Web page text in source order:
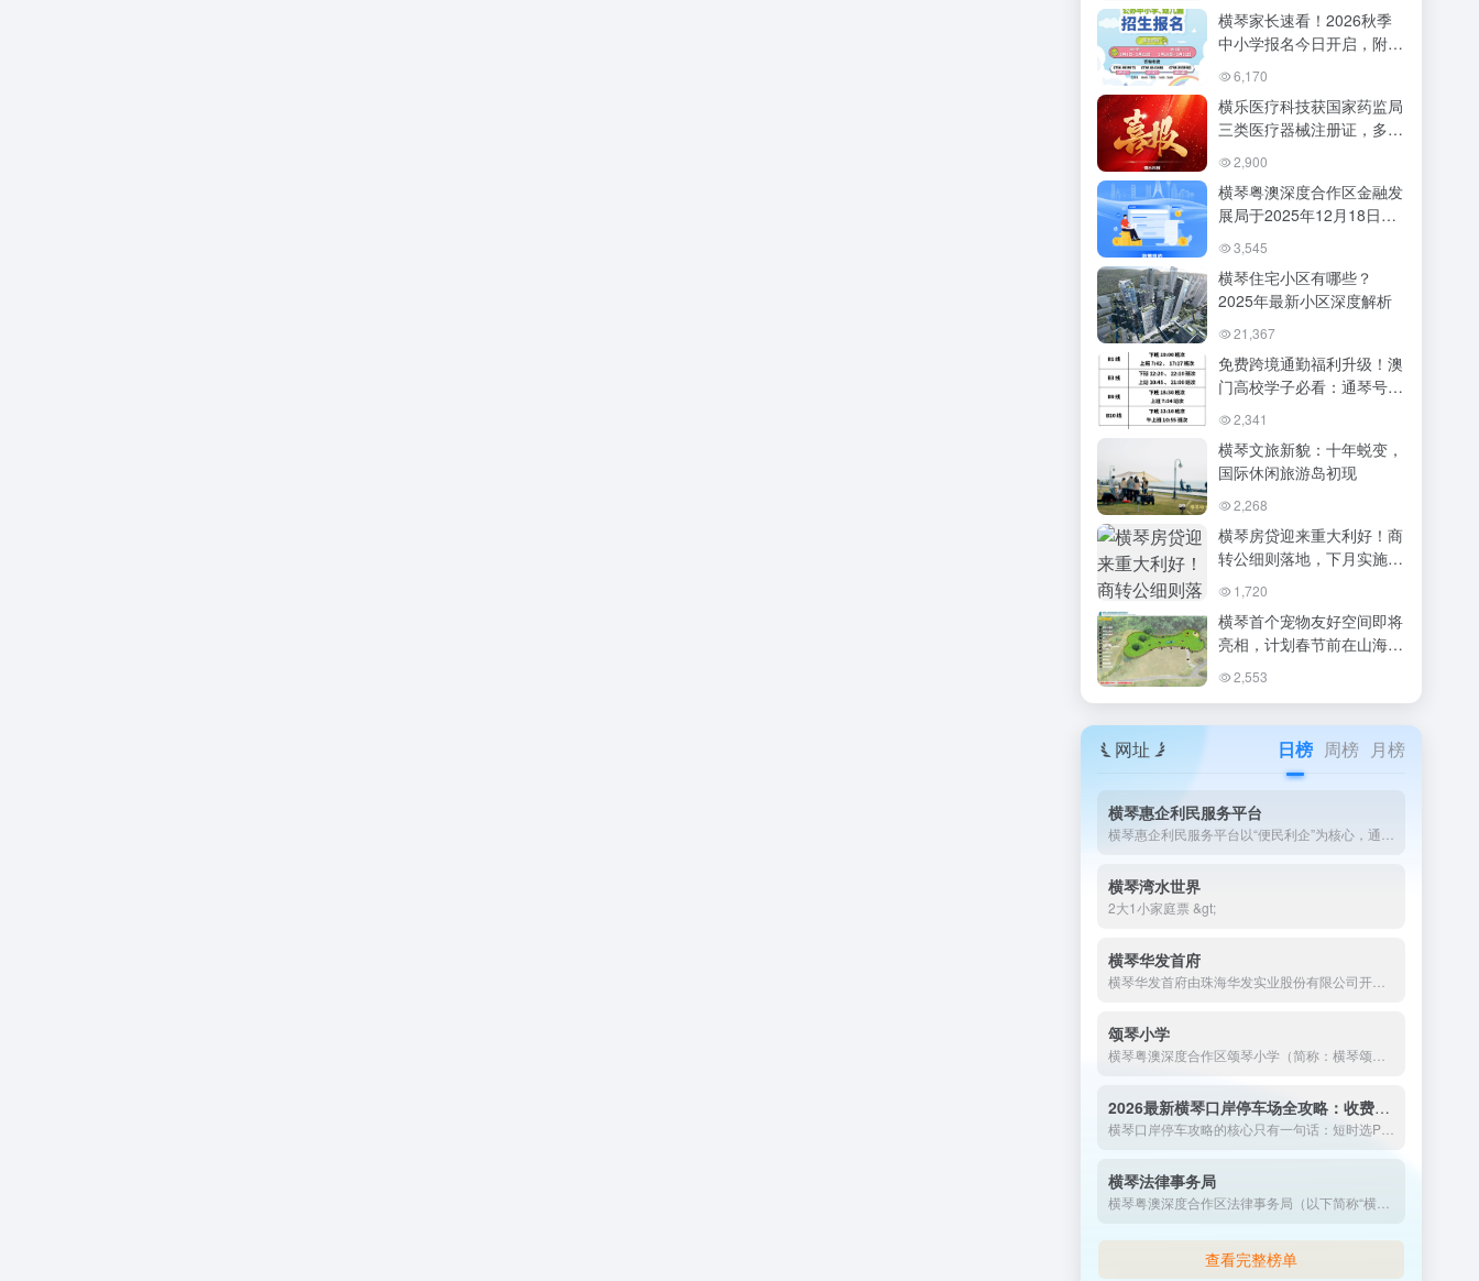
横琴家长速看！2026秋季
中小学报名今日开启，附最
全操作指南与政策盘点
6,170
横乐医疗科技获国家药监局
三类医疗器械注册证，多模
态实时穿刺手术机器人正式
获批
2,900
横琴粤澳深度合作区金融发
展局于2025年12月18日正
式印发修订后的《横琴粤澳
深度合作区促进金融产业高
质量发展扶持办法》
3,545
横琴住宅小区有哪些？
2025年最新小区深度解析
21,367
免费跨境通勤福利升级！澳
门高校学子必看：通琴号站
点优化，乘车更精准
2,341
横琴文旅新貌：十年蜕变，
国际休闲旅游岛初现
2,268
横琴房贷迎来重大利好！商
转公细则落地，下月实施可
省数万利息
1,720
横琴首个宠物友好空间即将
亮相，计划春节前在山海驿
站建成
2,553
网址 日榜 周榜 月榜
横琴惠企利民服务平台
横琴湾水世界
2大1小家庭票 &gt;
横琴华发首府
颂琴小学
2026最新横琴口岸停车场全攻略：收费标准、车位查询与周边省钱方案
横琴法律事务局
查看完整榜单